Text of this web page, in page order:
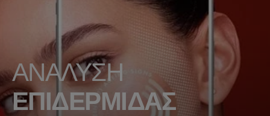
ΑΝΑΛΥΣΗ
ΕΠΙΔΕΡΜΙΔΑΣ